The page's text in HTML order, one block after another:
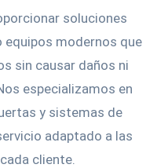
soluciones
equipos modernos que
sin causar daños ni
especializamos en
y sistemas de
adaptado a las
cliente.